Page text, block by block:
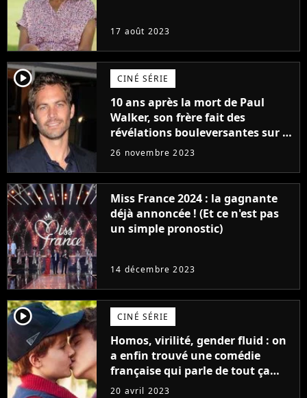
17 août 2023
player2 CINÉ SÉRIE
10 ans après la mort de Paul
Walker, son frère fait des
révélations bouleversantes sur la
réaction des acteurs de Fast and
26 novembre 2023
Miss France 2024 : la gagnante
déjà annoncée ! (Et ce n'est pas
un simple pronostic)
14 décembre 2023
player2 CINÉ SÉRIE
Homos, virilité, gender fluid : on
a enfin trouvé une comédie
française qui parle de tout ça
sans être super ringarde
20 avril 2023